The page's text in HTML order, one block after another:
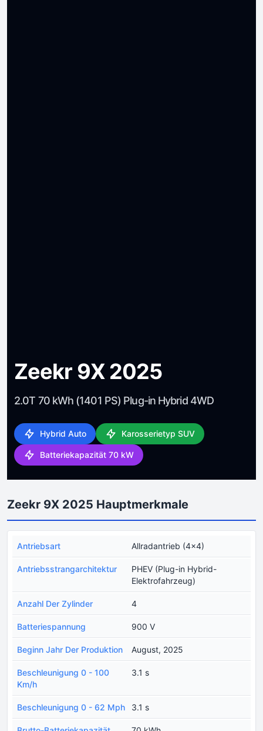
Zeekr 9X 2025
2.0T 70 kWh (1401 PS) Plug-in Hybrid 4WD
Hybrid Auto Karosserietyp SUV
Batteriekapazität 70 kW
Zeekr 9X 2025 Hauptmerkmale
Antriebsart Allradantrieb (4x4)
Antriebsstrangarchitektur
PHEV (Plug-in Hybrid-
Elektrofahrzeug)
Anzahl Der Zylinder 4
Batteriespannung 900 V
Beginn Jahr Der Produktion August, 2025
Beschleunigung 0 - 100
Km/h
3.1 s
Beschleunigung 0 - 62 Mph 3.1 s